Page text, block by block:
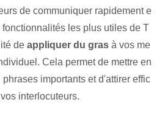
de communiquer rapidement e
les plus utiles de T
de appliquer du gras à vos me
⁢Cela permet de mettre en
importants⁤ et d'attirer effic
interlocuteurs.